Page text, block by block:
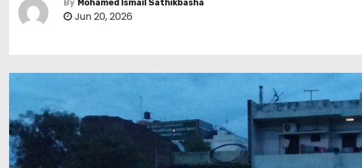
By Mohamed Ismail Sathikbasha
Jun 20, 2026